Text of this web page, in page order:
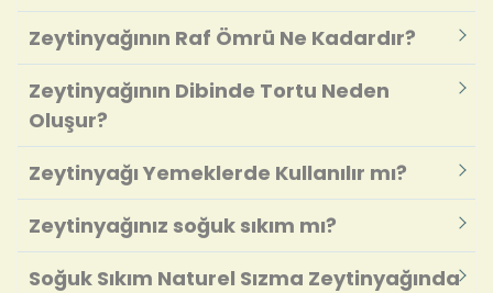
Zeytinyağının Raf Ömrü Ne Kadardır?
Zeytinyağının Dibinde Tortu Neden
Oluşur?
Zeytinyağı Yemeklerde Kullanılır mı?
Zeytinyağınız soğuk sıkım mı?
Soğuk Sıkım Naturel Sızma Zeytinyağında